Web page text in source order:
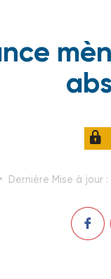
Dernière Mise à jour :